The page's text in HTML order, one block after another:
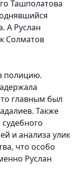
Ташполатова
А Руслан
Солматов
полицию.
главным был
Также
и анализа улик
что особо
Руслан